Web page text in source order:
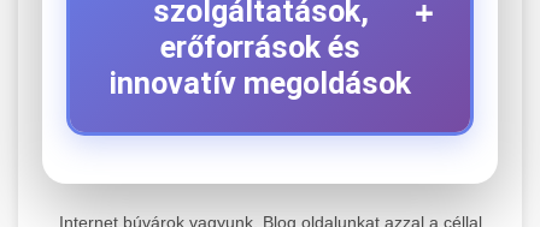
szolgáltatások,
erőforrások és
innovatív megoldások
+
+
Internet búvárok vagyunk. Blog oldalunkat azzal a céllal